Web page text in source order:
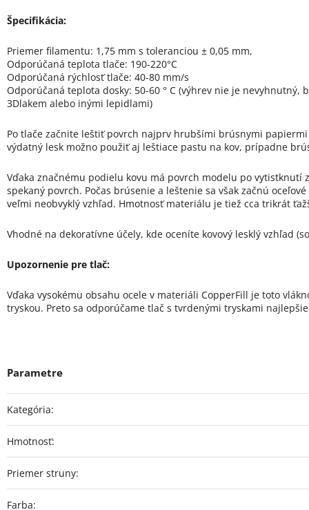
Špecifikácia:
Priemer filamentu: 1,75 mm s toleranciou ± 0,05 mm,
Odporúčaná teplota tlače: 190-220°C
Odporúčaná rýchlosť tlače: 40-80 mm/s
Odporúčaná teplota dosky: 50-60 ° C (výhrev nie je
3Dlakem alebo inými lepidlami)
Po tlače začnite leštiť povrch najprv hrubšími brúsnymi
výdatný lesk možno použiť aj leštiace pastu na kov, prípadne
Vďaka značnému podielu kovu má povrch modelu po vytistknutí
spekaný povrch. Počas brúsenie a leštenie sa však začnú
veľmi neobvyklý vzhľad. Hmotnosť materiálu je tiež cca trikrát
Vhodné na dekoratívne účely, kde oceníte kovový lesklý vzhľad
Upozornenie pre tlač:
Vďaka vysokému obsahu ocele v materiáli CopperFill je toto
tryskou. Preto sa odporúčame tlač s tvrdenými tryskami
Kategória:
Hmotnosť:
Priemer struny:
Farba: